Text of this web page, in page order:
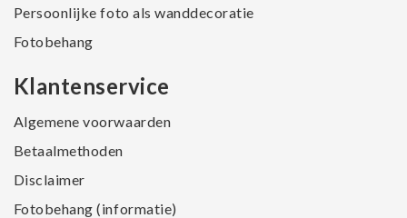
Persoonlijke foto als wanddecoratie
Fotobehang
Klantenservice
Algemene voorwaarden
Betaalmethoden
Disclaimer
Fotobehang (informatie)